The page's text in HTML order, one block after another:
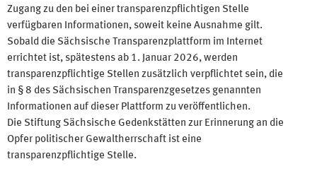
Zugang zu den bei einer transparenzpflichtigen Stelle
verfügbaren Informationen, soweit keine Ausnahme gilt.
Sobald die Sächsische Transparenzplattform im Internet
errichtet ist, spätestens ab 1. Januar 2026, werden
transparenzpflichtige Stellen zusätzlich verpflichtet sein, die
in § 8 des Sächsischen Transparenzgesetzes genannten
Informationen auf dieser Plattform zu veröffentlichen.
Die Stiftung Sächsische Gedenkstätten zur Erinnerung an die
Opfer politischer Gewaltherrschaft ist eine
transparenzpflichtige Stelle.